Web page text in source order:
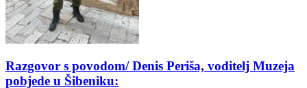
Razgovor s povodom/ Denis Periša, voditelj Muzeja
pobjede u Šibeniku: